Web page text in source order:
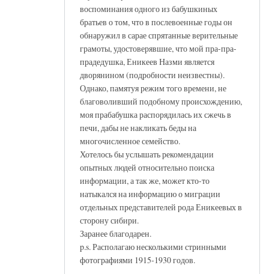
воспоминания одного из бабушкиных
братьев о том, что в послевоенные годы он
обнаружил в сарае спрятанные верительные
грамоты, удостоверявшие, что мой пра-пра-
прадедушка, Еникеев Назми является
дворянином (подробности неизвестны).
Однако, памятуя режим того времени, не
благоволивший подобному происхождению,
моя прабабушка распорядилась их сжечь в
печи, дабы не накликать беды на
многочисленное семейство.
Хотелось бы услышать рекомендации
опытных людей относительно поиска
информации, а так же, может кто-то
натыкался на информацию о миграции
отдельных представителей рода Еникеевых в
сторону сибири.
Заранее благодарен.
p.s. Располагаю несколькими стринными
фотографиями 1915-1930 годов.